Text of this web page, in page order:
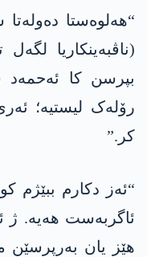
“ھەلوەستا
(ناڤبەینکاریا
بپرسن کا
رۆلەک لیستیە؛
کر.”
“ئەز دکارم ببێژم
ئاگربەست ھەیە. ژ
ھێز یان بەرپرسێن